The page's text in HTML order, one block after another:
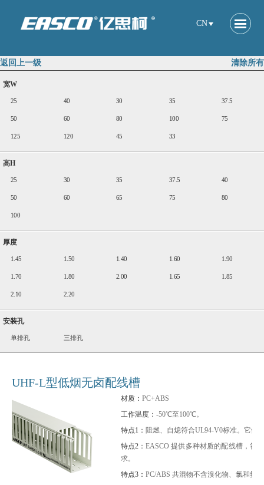
CN
清除所有
返回上一级
宽W
25 40 30 35 37.5
50 60 80 100 75
125 120 45 33
高H
25 30 35 37.5 40
50 60 65 75 80
100
厚度
1.45 1.50 1.40 1.60 1.90
1.70 1.80 2.00 1.65 1.85
2.10 2.20
安装孔
单排孔 三排孔
UHF-L型低烟无卤配线槽
材质： PC+ABS
工作温度： -50℃至100℃。
特点1： 阻燃、自熄符合UL94-V0标准。它们
特点2： EASCO 提供多种材质的配线槽，符
求。
特点3： PC/ABS 共混物不含溴化物、氯和氟。